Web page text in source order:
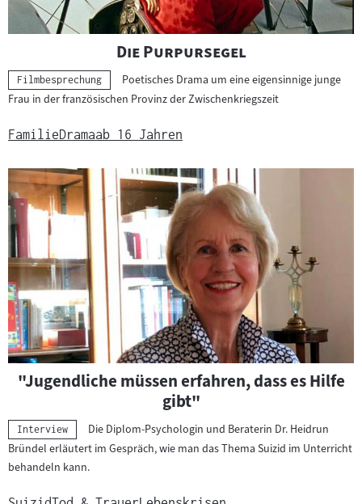
"
Die Purpursegel"
Kategorie:
Filmbesprechung
Poetisches Drama um eine eigensinnige junge
Frau in der französischen Provinz der Zwischenkriegszeit
FamilieDramaab 16 Jahren
"Jugendliche müssen erfahren, dass es Hilfe
gibt"
Kategorie:
Interview
Die Diplom-Psychologin und Beraterin Dr. Heidrun
Bründel erläutert im Gespräch, wie man das Thema Suizid im Unterricht
behandeln kann.